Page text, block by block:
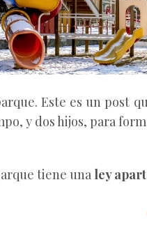
Este es un post
y dos hijos, para
tiene una ley